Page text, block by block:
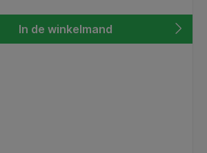
In de winkelmand